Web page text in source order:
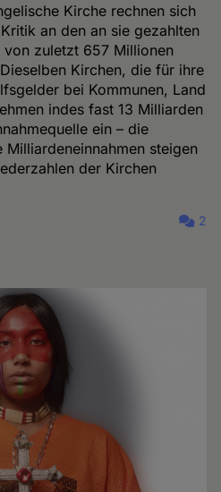
Kirche rechnen sich
an den an sie gezahlten
von zuletzt 657 Millionen
Kirchen, die für ihre
bei Kommunen, Land
indes fast 13 Milliarden
ein – die
Milliardeneinnahmen steigen
der Kirchen
2